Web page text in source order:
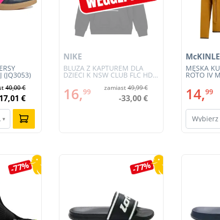
(JQ3053)
40,00 €
€
▾
BLUZA Z KAPTUREM DLA
DZIECI K NSW CLUB FLC HDY
NIKE
16,99 zamiast49,99 €
-33,00 €
MĘSKA
ROTO IV
14,99
-77% -77%